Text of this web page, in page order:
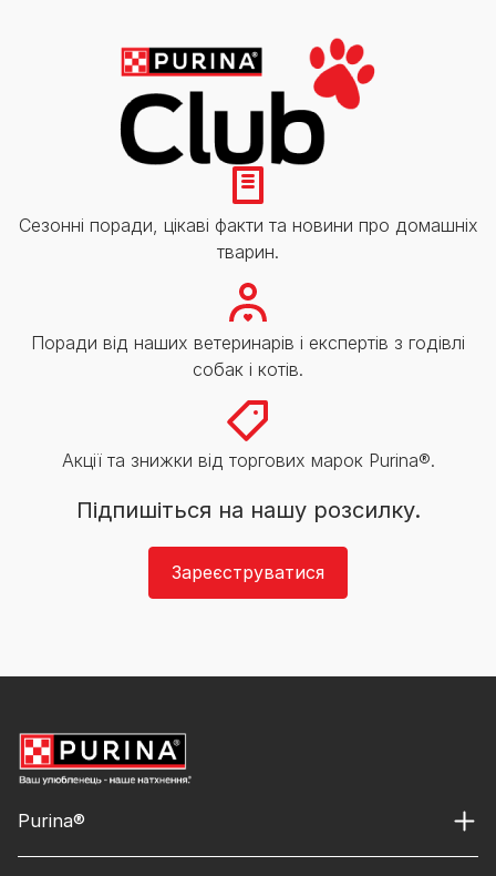
Сезонні поради, цікаві факти та новини про домашніх
тварин.
Поради від наших ветеринарів і експертів з годівлі
собак і котів.
Акції та знижки від торгових марок Purina®.
Підпишіться на нашу розсилку.
Зареєструватися
Purina®